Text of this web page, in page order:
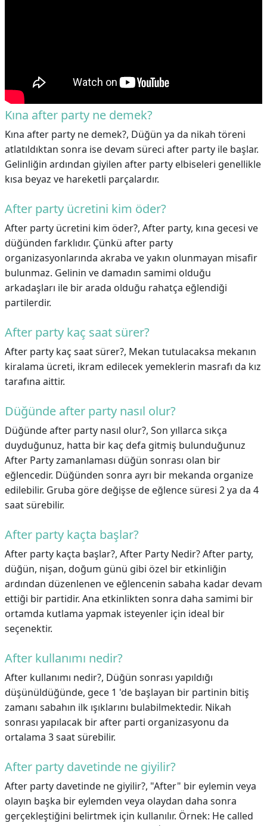
Kına after party ne demek?
Kına after party ne demek?, Düğün ya da nikah töreni
atlatıldıktan sonra ise devam süreci after party ile başlar.
Gelinliğin ardından giyilen after party elbiseleri genellikle
kısa beyaz ve hareketli parçalardır.
After party ücretini kim öder?
After party ücretini kim öder?, After party, kına gecesi ve
düğünden farklıdır. Çünkü after party
organizasyonlarında akraba ve yakın olunmayan misafir
bulunmaz. Gelinin ve damadın samimi olduğu
arkadaşları ile bir arada olduğu rahatça eğlendiği
partilerdir.
After party kaç saat sürer?
After party kaç saat sürer?, Mekan tutulacaksa mekanın
kiralama ücreti, ikram edilecek yemeklerin masrafı da kız
tarafına aittir.
Düğünde after party nasıl olur?
Düğünde after party nasıl olur?, Son yıllarca sıkça
duyduğunuz, hatta bir kaç defa gitmiş bulunduğunuz
After Party zamanlaması düğün sonrası olan bir
eğlencedir. Düğünden sonra ayrı bir mekanda organize
edilebilir. Gruba göre değişse de eğlence süresi 2 ya da 4
saat sürebilir.
After party kaçta başlar?
After party kaçta başlar?, After Party Nedir? After party,
düğün, nişan, doğum günü gibi özel bir etkinliğin
ardından düzenlenen ve eğlencenin sabaha kadar devam
ettiği bir partidir. Ana etkinlikten sonra daha samimi bir
ortamda kutlama yapmak isteyenler için ideal bir
seçenektir.
After kullanımı nedir?
After kullanımı nedir?, Düğün sonrası yapıldığı
düşünüldüğünde, gece 1 'de başlayan bir partinin bitiş
zamanı sabahın ilk ışıklarını bulabilmektedir. Nikah
sonrası yapılacak bir after parti organizasyonu da
ortalama 3 saat sürebilir.
After party davetinde ne giyilir?
After party davetinde ne giyilir?, "After" bir eylemin veya
olayın başka bir eylemden veya olaydan daha sonra
gerçekleştiğini belirtmek için kullanılır. Örnek: He called